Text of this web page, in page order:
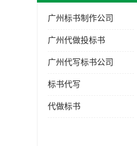
广州标书制作公司
广州代做投标书
广州代写标书公司
标书代写
代做标书